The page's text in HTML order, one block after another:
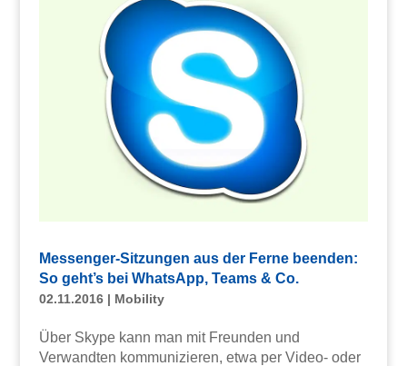
Messenger-Sitzungen aus der Ferne beenden:
So geht’s bei WhatsApp, Teams & Co.
02.11.2016| Mobility
Über Skype kann man mit Freunden und
Verwandten kommunizieren, etwa per Video- oder